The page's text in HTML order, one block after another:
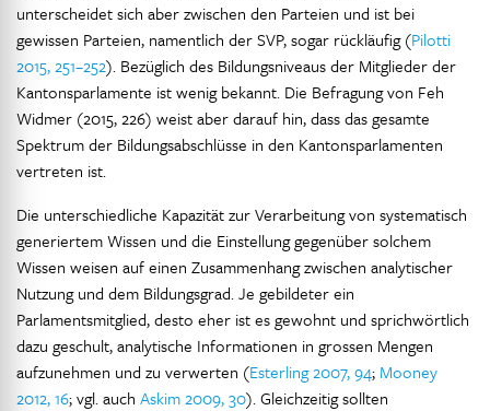
unterscheidet sich aber zwischen den Parteien und ist bei
gewissen Parteien, namentlich der SVP, sogar rückläufig (Pilotti
2015, 251–252). Bezüglich des Bildungsniveaus der Mitglieder der
Kantonsparlamente ist wenig bekannt. Die Befragung von Feh
Widmer (2015, 226) weist aber darauf hin, dass das gesamte
Spektrum der Bildungsabschlüsse in den Kantonsparlamenten
vertreten ist.
Die unterschiedliche Kapazität zur Verarbeitung von systematisch
generiertem Wissen und die Einstellung gegenüber solchem
Wissen weisen auf einen Zusammenhang zwischen analytischer
Nutzung und dem Bildungsgrad. Je gebildeter ein
Parlamentsmitglied, desto eher ist es gewohnt und sprichwörtlich
dazu geschult, analytische Informationen in grossen Mengen
aufzunehmen und zu verwerten (Esterling 2007, 94; Mooney
2012, 16; vgl. auch Askim 2009, 30). Gleichzeitig sollten